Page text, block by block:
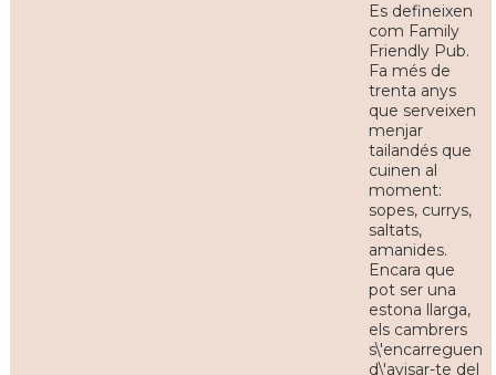
Es defineixen
com Family
Friendly Pub.
Fa més de
trenta anys
que serveixen
menjar
tailandés que
cuinen al
moment:
sopes, currys,
saltats,
amanides.
Encara que
pot ser una
estona llarga,
els cambrers
s\'encarreguen
d\'avisar-te del